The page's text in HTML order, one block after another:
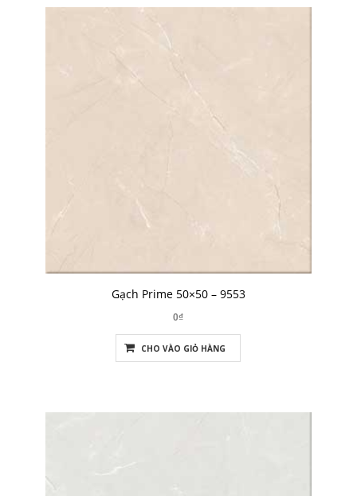
Gạch Prime 50×50 – 9553
0₫
CHO VÀO GIỎ HÀNG